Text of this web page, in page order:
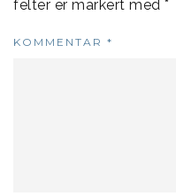
felter er markert med *
KOMMENTAR *